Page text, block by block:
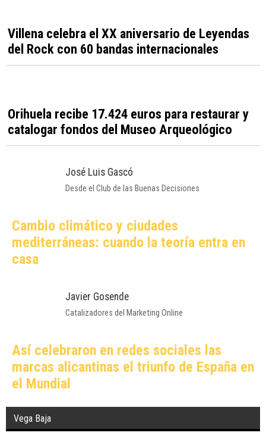
Neinor Homes entrega Viria, la promoción que
Cultura
Villena celebra el XX aniversario de Leyendas
del Rock con 60 bandas internacionales